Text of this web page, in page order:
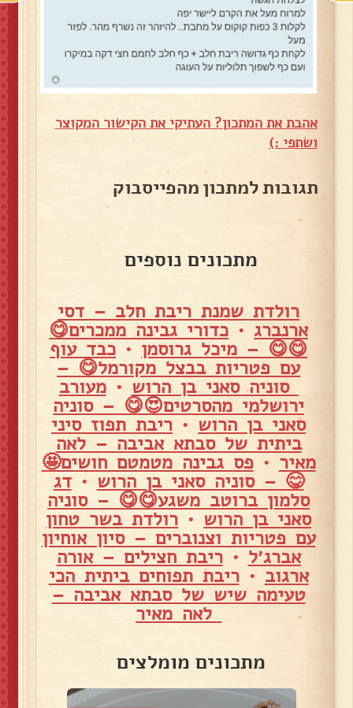
אהבת את המתכון? העתיקי את הקישור המקוצר
ושתפי :)
תגובות למתכון מהפייסבוק
מתכונים נוספים
רולדת שמנת ריבת חלב – דסי
ארנברג• כדורי גבינה ממכרים😋
😋😋 – מיכל גרוסמן • כבד עוף
עם פטריות בבצל מקורמל😋 –
סוניה סאני בן הרוש •מעורב
ירושלמי מהסרטים😍😋 – סוניה
סאני בן הרוש • ריבת תפוז סיני
ביתית של סבתא אביבה – לאה
מאיר • פס גבינה מטמטם חושים🤩
😋 – סוניה סאני בן הרוש •דג
סלמון ברוטב משגע😋😋 – סוניה
סאני בן הרוש • רולדת בשר טחון
עם פטריות וצנוברים – סיון אוחיון
אברג׳ל •ריבת חצילים – אורה
ארגוב •ריבת תפוחים ביתית הכי
טעימה שיש של סבתא אביבה –
לאה מאיר
מתכונים מומלצים